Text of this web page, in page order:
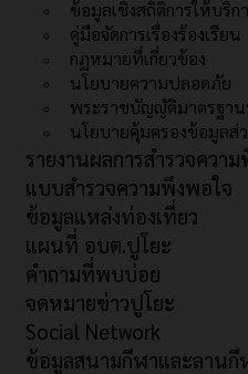
ข้อมูลเชิงสถิติการให้บริก
คู่มือจัดการเรื่องร้องเรียน
กฏหมายที่เกี่ยวข้อง
นโยบายความปลอดภัย
พระราชบัญญัติมาตรฐาน
นโยบายคุ้มครองข้อมูลส่
รายงานผลการสำรวจควา
แบบสำรวจความพึงพอใจ
ข้อมูลแหล่งท่องเที่ยว
แผนที่ อบต.ปูโยะ
คำถามที่พบบ่อย
จดหมายข่าวปูโยะ
Social Network
ข้อมูลสนามกีฬาและลานกี